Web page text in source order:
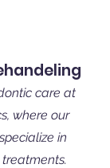
care at
where our
in